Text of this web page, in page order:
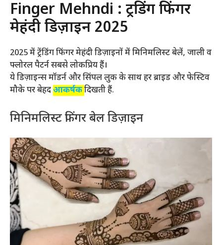
Finger Mehndi : ट्रेंडिंग फिंगर
मेहंदी डिज़ाइन 2025
2025 में ट्रेंडिंग फिंगर मेहंदी डिज़ाइनों में मिनिमलिस्ट बेलें, जाली व
फ्लोरल पैटर्न सबसे लोकप्रिय हैं।
ये डिज़ाइन्स मॉडर्न और सिंपल लुक के साथ हर ब्राइड और फेस्टिव
मौके पर बेहदआकर्षकदिखती हैं.
मिनिमलिस्ट फिंगर बेल डिज़ाइन